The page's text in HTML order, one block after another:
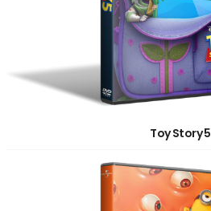
Toy Story 5